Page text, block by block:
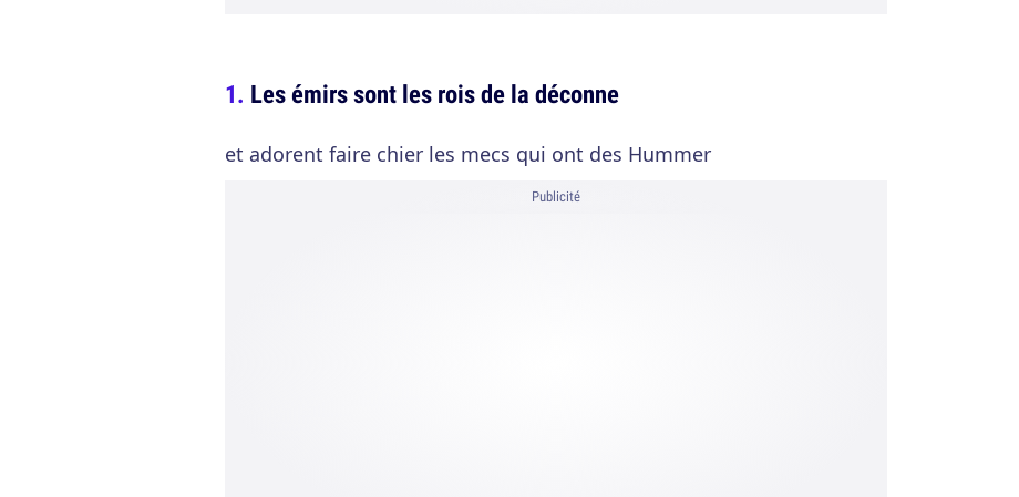
Les émirs sont les rois de la déconne
et adorent faire chier les mecs qui ont des Hummer
Publicité